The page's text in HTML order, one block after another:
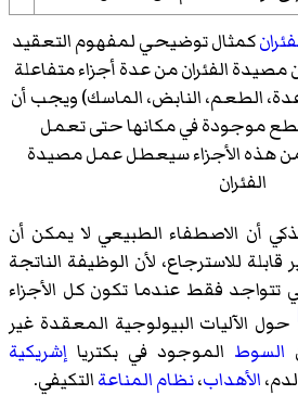
كمثال توضيحي لمفهوم التعقيد
مصيدة الفئران من عدة أجزاء متفاعلة
الطعم، النابض، الماسك) ويجب أن
موجودة في مكانها حتى تعمل
من هذه الأجزاء سيعطل عمل مصيدة
الفئران
أن الاصطفاء الطبيعي لا يمكن أن
للاسترجاع، لأن الوظيفة الناتجة
تتواجد فقط عندما تكون كل الأجزاء
حول الآليات البيولوجية المعقدة غير
السوط الموجود في بكتريا إشريكية
الأهداب،نظام المناعةالتكيفي.